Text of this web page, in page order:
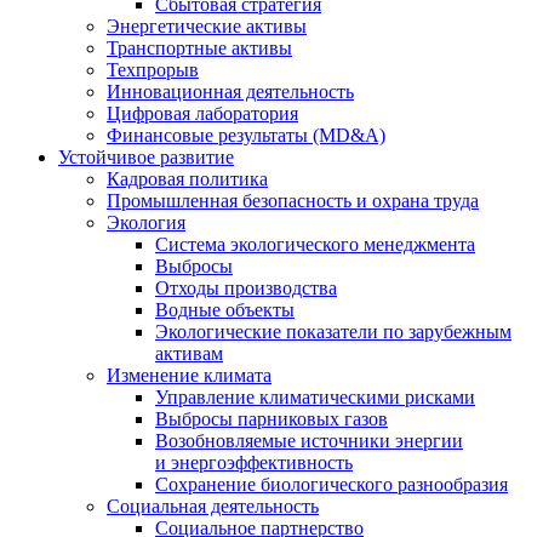
Сбытовая стратегия
Энергетические активы
Транспортные активы
Техпрорыв
Инновационная деятельность
Цифровая лаборатория
Финансовые результаты (MD&A)
Устойчивое развитие
Кадровая политика
Промышленная безопасность и охрана труда
Экология
Система экологического менеджмента
Выбросы
Отходы производства
Водные объекты
Экологические показатели по зарубежным
активам
Изменение климата
Управление климатическими рисками
Выбросы парниковых газов
Возобновляемые источники энергии
и энергоэффективность
Сохранение биологического разнообразия
Социальная деятельность
Социальное партнерство